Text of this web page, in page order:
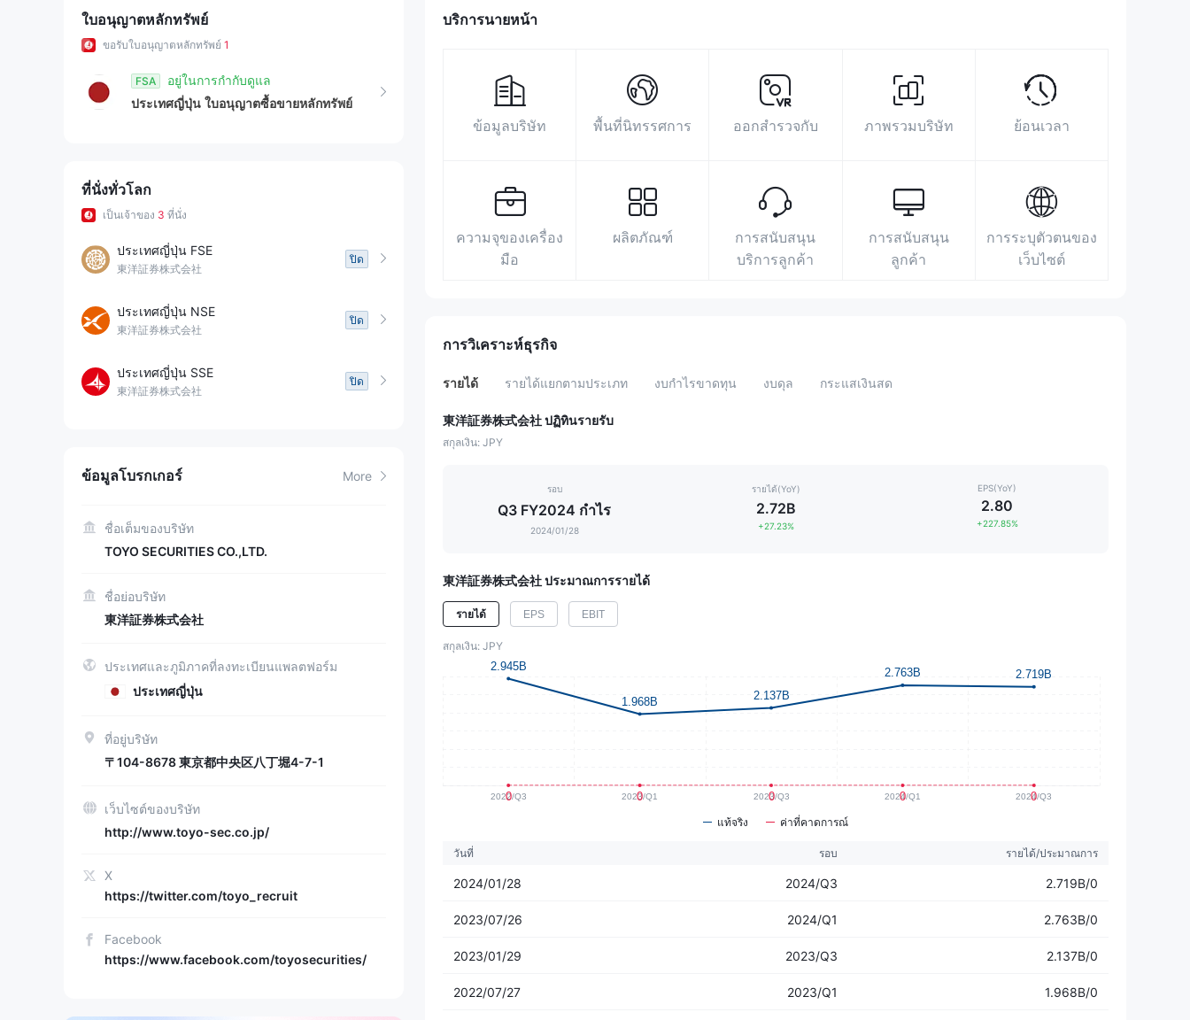
5
6
7
http://www.toyo-sec.co.jp/
〒104-8678 東京都中央区八丁堀4-7-1
https://twitter.com/toyo_recruit
ใบอนุญาตหลักทรัพย์
ขอรับใบอนุญาตหลักทรัพย์ 1
FSA
อยู่ในการกำกับดูแล
ประเทศญี่ปุ่น ใบอนุญาตซื้อขายหลักทรัพย์
ที่นั่งทั่วโลก
เป็นเจ้าของ 3 ที่นั่ง
ประเทศญี่ปุ่น FSE
東洋証券株式会社
ปิด
ประเทศญี่ปุ่น NSE
東洋証券株式会社
ปิด
ประเทศญี่ปุ่น SSE
東洋証券株式会社
ปิด
ข้อมูลโบรกเกอร์ More
ชื่อเต็มของบริษัท
TOYO SECURITIES CO.,LTD.
ชื่อย่อบริษัท
東洋証券株式会社
ประเทศและภูมิภาคที่ลงทะเบียนแพลตฟอร์ม
ประเทศญี่ปุ่น
ที่อยู่บริษัท
〒104-8678 東京都中央区八丁堀4-7-1
เว็บไซต์ของบริษัท
http://www.toyo-sec.co.jp/
X
https://twitter.com/toyo_recruit
Facebook
https://www.facebook.com/toyosecurities/
บริการนายหน้า
ข้อมูลบริษัท พื้นที่นิทรรศการ ออกสำรวจกับ ภาพรวมบริษัท ย้อนเวลา
ความจุของเครื่อง
มือ
ผลิตภัณฑ์
การสนับสนุน
บริการลูกค้า
การสนับสนุน
ลูกค้า
การระบุตัวตนของ
เว็บไซต์
การวิเคราะห์ธุรกิจ
รายได้ รายได้แยกตามประเภท งบกำไรขาดทุน งบดุล กระแสเงินสด
東洋証券株式会社 ปฏิทินรายรับ
สกุลเงิน: JPY
รอบ
Q3 FY2024 กำไร
2024/01/28
รายได้(YoY)
2.72B
+27.23%
EPS(YoY)
2.80
+227.85%
東洋証券株式会社 ประมาณการรายได้
รายได้ EPS EBIT
สกุลเงิน: JPY
แท้จริง ค่าที่คาดการณ์
วันที่ รอบ รายได้/ประมาณการ
2024/01/28 2024/Q3 2.719B/0
2023/07/26 2024/Q1 2.763B/0
2023/01/29 2023/Q3 2.137B/0
2022/07/27 2023/Q1 1.968B/0